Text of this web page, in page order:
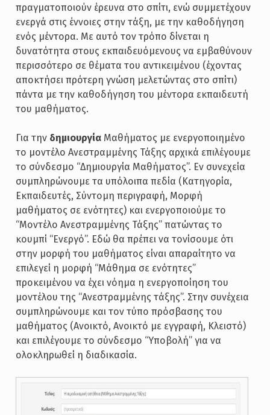
πραγματοποιούν έρευνα στο σπίτι, ενώ συμμετέχουν
ενεργά στις έννοιες στην τάξη, με την καθοδήγηση
ενός μέντορα. Με αυτό τον τρόπο δίνεται η
δυνατότητα στους εκπαιδευόμενους να εμβαθύνουν
περισσότερο σε θέματα του αντικειμένου (έχοντας
αποκτήσει πρότερη γνώση μελετώντας στο σπίτι)
πάντα με την καθοδήγηση του μέντορα εκπαιδευτή
του μαθήματος.
Για την δημιουργίαΜαθήματος με ενεργοποιημένο
το μοντέλο Ανεστραμμένης Τάξης αρχικά επιλέγουμε
το σύνδεσμο “Δημιουργία Μαθήματος”. Εν συνεχεία
συμπληρώνουμε τα υπόλοιπα πεδία (Κατηγορία,
Εκπαιδευτές, Σύντομη περιγραφή, Μορφή
μαθήματος σε ενότητες) και ενεργοποιούμε το
“Μοντέλο Ανεστραμμένης Τάξης” πατώντας το
κουμπί “Ενεργό”. Εδώ θα πρέπει να τονίσουμε ότι
στην μορφή του μαθήματος είναι απαραίτητο να
επιλεγεί η μορφή “Μάθημα σε ενότητες”
προκειμένου να έχει νόημα η ενεργοποίηση του
μοντέλου της “Ανεστραμμένης τάξης”. Στην συνέχεια
συμπληρώνουμε και τον τύπο πρόσβασης του
μαθήματος (Ανοικτό, Ανοικτό με εγγραφή, Κλειστό)
και επιλέγουμε το σύνδεσμο “Υποβολή” για να
ολοκληρωθεί η διαδικασία.